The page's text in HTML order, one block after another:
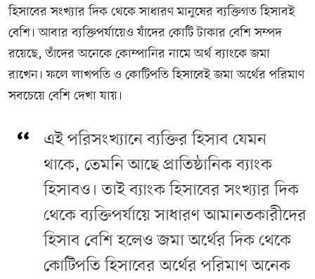
হিসাবের সংখ্যার দিক থেকে সাধারণ মানুষের ব্যক্তিগত হিসাবই
বেশি। আবার ব্যক্তিপর্যায়েও যাঁদের কোটি টাকার বেশি সম্পদ
রয়েছে, তাঁদের অনেকে কোম্পানির নামে অর্থ ব্যাংকে জমা
রাখেন। ফলে লাখপতি ও কোটিপতি হিসাবেই জমা অর্থের পরিমাণ
সবচেয়ে বেশি দেখা যায়।
এই পরিসংখ্যানে ব্যক্তির হিসাব যেমন
থাকে, তেমনি আছে প্রাতিষ্ঠানিক ব্যাংক
হিসাবও। তাই ব্যাংক হিসাবের সংখ্যার দিক
থেকে ব্যক্তিপর্যায়ে সাধারণ আমানতকারীদের
হিসাব বেশি হলেও জমা অর্থের দিক থেকে
কোটিপতি হিসাবের অর্থের পরিমাণ অনেক